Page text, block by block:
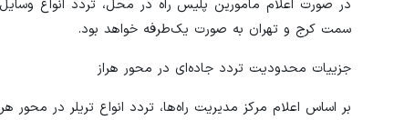
سمت کرج و تهران به صورت یک‌طرفه خواهد بود.
جزییات محدودیت تردد جاده‌ای در محور هراز
بر اساس اعلام مرکز مدیریت راه‌ها، تردد انواع تریلر در